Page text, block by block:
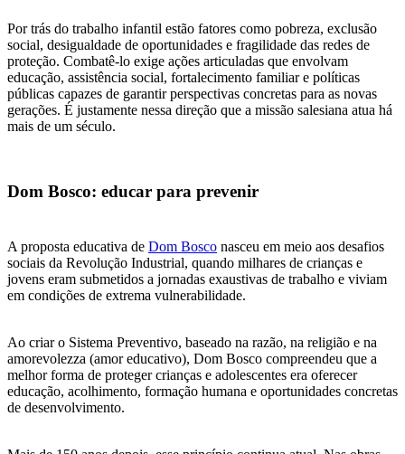
Por trás do trabalho infantil estão fatores como pobreza, exclusão
social, desigualdade de oportunidades e fragilidade das redes de
proteção. Combatê-lo exige ações articuladas que envolvam
educação, assistência social, fortalecimento familiar e políticas
públicas capazes de garantir perspectivas concretas para as novas
gerações. É justamente nessa direção que a missão salesiana atua há
mais de um século.
Dom Bosco: educar para prevenir
A proposta educativa de Dom Bosco nasceu em meio aos desafios
sociais da Revolução Industrial, quando milhares de crianças e
jovens eram submetidos a jornadas exaustivas de trabalho e viviam
em condições de extrema vulnerabilidade.
Ao criar o Sistema Preventivo, baseado na razão, na religião e na
amorevolezza (amor educativo), Dom Bosco compreendeu que a
melhor forma de proteger crianças e adolescentes era oferecer
educação, acolhimento, formação humana e oportunidades concretas
de desenvolvimento.